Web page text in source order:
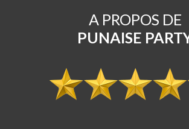
A PROPOS DE
PUNAISE